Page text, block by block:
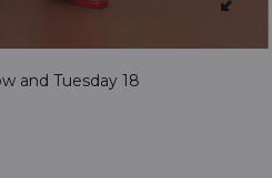
and Tuesday 18